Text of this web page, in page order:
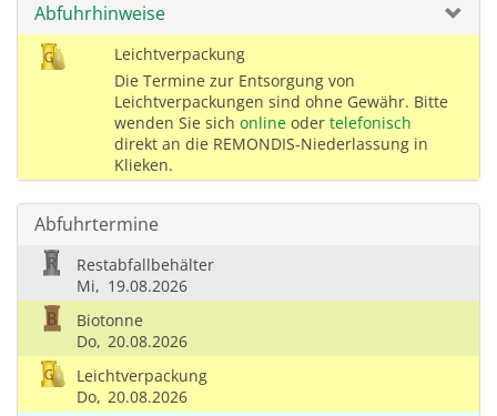
Abfuhrhinweise
Leichtverpackung
Die Termine zur Entsorgung von
Leichtverpackungen sind ohne Gewähr. Bitte
wenden Sie sich online oder telefonisch
direkt an die REMONDIS-Niederlassung in
Klieken.
Abfuhrtermine
Restabfallbehälter
Mi, 19.08.2026
Biotonne
Do, 20.08.2026
Leichtverpackung
Do, 20.08.2026